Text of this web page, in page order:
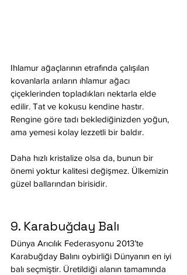
Ihlamur ağaçlarının etrafında çalışılan
kovanlarla arıların ıhlamur ağacı
çiçeklerinden topladıkları nektarla elde
edilir. Tat ve kokusu kendine hastır.
Rengine göre tadı beklediğinizden yoğun,
ama yemesi kolay lezzetli bir baldır.
Daha hızlı kristalize olsa da, bunun bir
önemi yoktur kalitesi değişmez. Ülkemizin
güzel ballarından birisidir.
9. Karabuğday Balı
Dünya Arıcılık Federasyonu 2013’te
Karabuğday Balını oybirliği Dünyanın en iyi
balı seçmiştir. Üretildiği alanın tamamında